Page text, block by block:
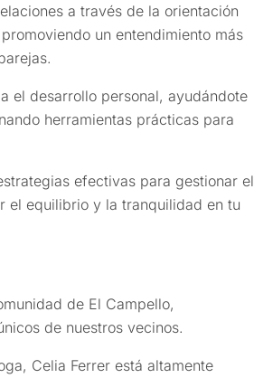
a través de la orientación
un entendimiento más
el desarrollo personal, ayudándote
herramientas prácticas para
efectivas para gestionar el
el equilibrio y la tranquilidad en tu
de El Campello,
de nuestros vecinos.
Celia Ferrer está altamente